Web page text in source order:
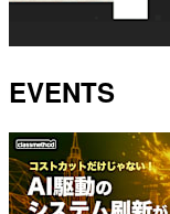
EVENTS